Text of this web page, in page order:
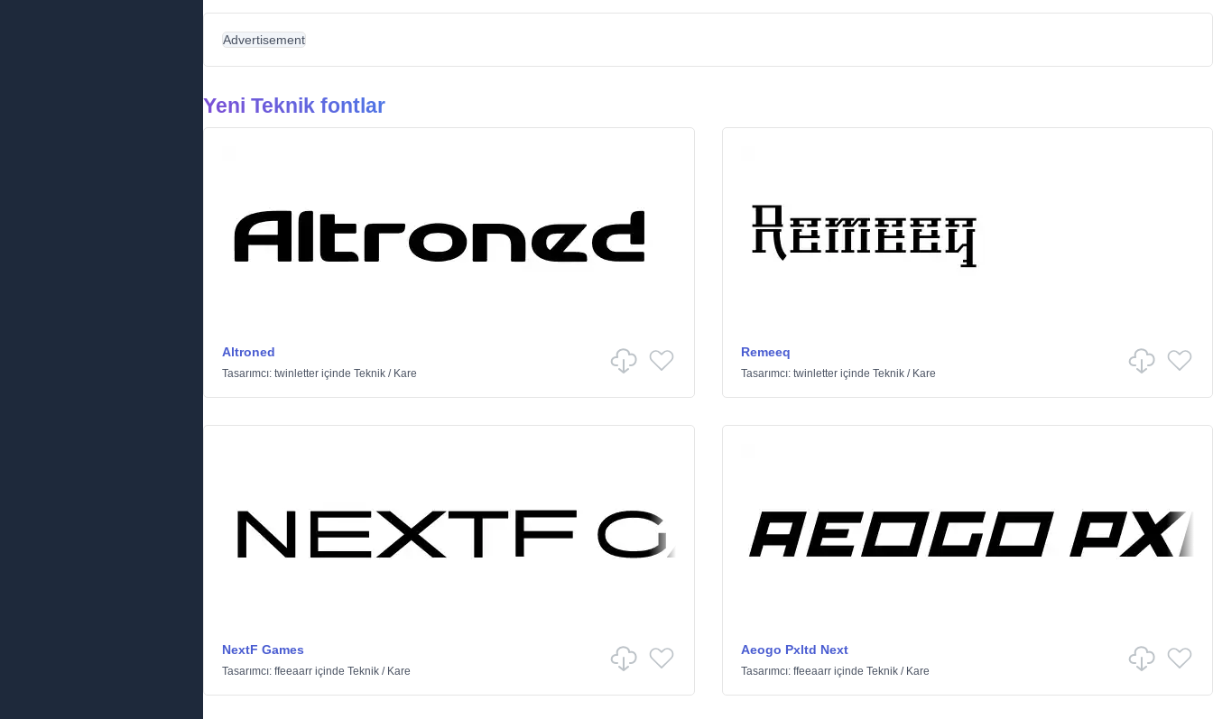
Advertisement
Yeni Teknik fontlar
Altroned
Tasarımcı: twinletter içinde Teknik / Kare
Remeeq
Tasarımcı: twinletteriçinde Teknik/ Kare
NextF Games
Tasarımcı: ffeeaarr içinde Teknik / Kare
Aeogo Pxltd Next
Tasarımcı: ffeeaarriçinde Teknik/ Kare